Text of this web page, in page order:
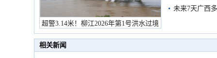
超警3.14米！柳江2026年第1号洪水过境
市民在堤岸见证汛况
未来7天广西
相关新闻